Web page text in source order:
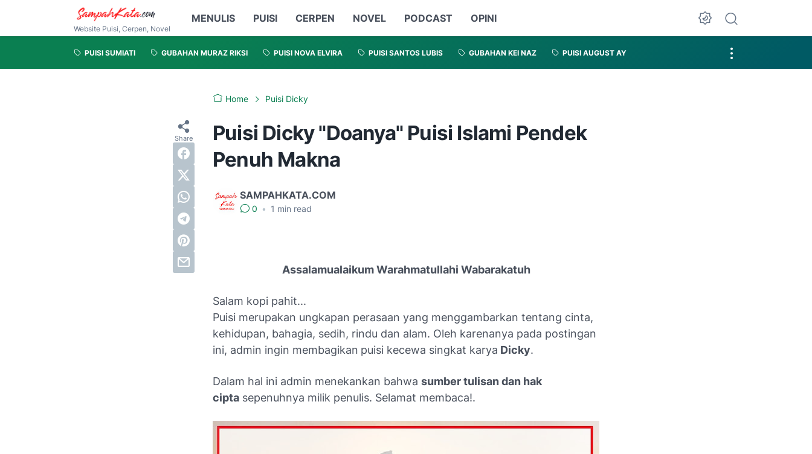
Website Puisi, Cerpen, Novel
MENULIS PUISI CERPEN NOVEL PODCAST OPINI
PUISI SUMIATI GUBAHAN MURAZ RIKSI PUISI NOVA ELVIRA PUISI SANTOS LUBIS GUBAHAN KEI NAZ PUISI AUGUST AY
Home Puisi Dicky
Puisi Dicky "Doanya" Puisi Islami Pendek
Penuh Makna
SAMPAHKATA.COM
0 • 1 min read
Assalamualaikum Warahmatullahi Wabarakatuh
Salam kopi pahit...
Puisi merupakan ungkapan perasaan yang menggambarkan tentang cinta,
kehidupan, bahagia, sedih, rindu dan alam. Oleh karenanya pada postingan
ini, admin ingin membagikan puisi kecewa singkat karya Dicky.
Dalam hal ini admin menekankan bahwa sumber tulisan dan hak
cipta sepenuhnya milik penulis. Selamat membaca!.